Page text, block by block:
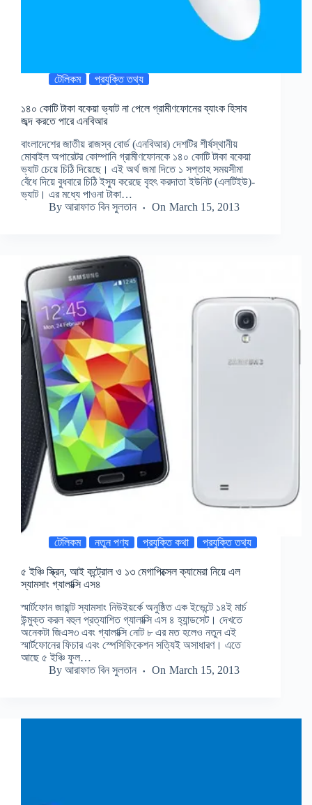
টেলিকম প্রযুক্তি তথ্য
১৪০ কোটি টাকা বকেয়া ভ্যাট না পেলে গ্রামীণফোনের ব্যাংক হিসাব
জব্দ করতে পারে এনবিআর
বাংলাদেশের জাতীয় রাজস্ব বোর্ড (এনবিআর) দেশটির শীর্ষস্থানীয়
মোবাইল অপারেটর কোম্পানি গ্রামীণফোনকে ১৪০ কোটি টাকা বকেয়া
ভ্যাট চেয়ে চিঠি দিয়েছে। এই অর্থ জমা দিতে ১ সপ্তাহ সময়সীমা
বেঁধে দিয়ে বুধবারে চিঠি ইস্যু করেছে বৃহৎ করদাতা ইউনিট (এলটিইউ)-
ভ্যাট। এর মধ্যে পাওনা টাকা…
By আরাফাত বিন সুলতান On March 15, 2013
টেলিকম নতুন পণ্য প্রযুক্তি কথা প্রযুক্তি তথ্য
৫ ইঞ্চি স্ক্রিন, আই কন্ট্রোল ও ১৩ মেগাপিক্সেল ক্যামেরা নিয়ে এল
স্যামসাং গ্যালাক্সি এস৪
স্মার্টফোন জায়ান্ট স্যামসাং নিউইয়র্কে অনুষ্ঠিত এক ইভেন্টে ১৪ই মার্চ
উন্মুক্ত করল বহুল প্রত্যাশিত গ্যালাক্সি এস ৪ হ্যান্ডসেট। দেখতে
অনেকটা জিএস৩ এবং গ্যালাক্সি নোট ৮ এর মত হলেও নতুন এই
স্মার্টফোনের ফিচার এবং স্পেসিফিকেশন সত্যিই অসাধারণ। এতে
আছে ৫ ইঞ্চি ফুল…
By আরাফাত বিন সুলতান On March 15, 2013